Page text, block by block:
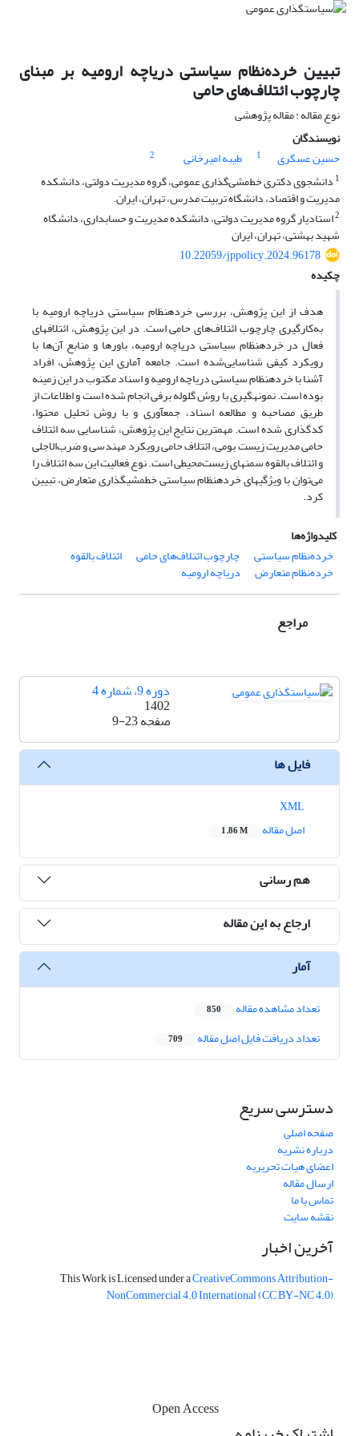
تبیین خرده‌نظام سیاستی دریاچه ارومیه بر مبنای
چارچوب ائتلاف‌های حامی
نوع مقاله : مقاله پژوهشی
نویسندگان
حسین عسگری
1 طیبه امیرخانی
2
1 دانشجوی دکتری خط‌مشی‌گذاری عمومی، گروه مدیریت دولتی، دانشکده
مدیریت و اقتصاد، دانشگاه تربیت مدرس، تهران، ایران.
2استادیار گروه مدیریت دولتی، دانشکده مدیریت و حسابداری، دانشگاه
شهید بهشتی، تهران، ایران
10.22059/jppolicy.2024.96178
چکیده
هدف از این پژوهش، بررسی خرده­نظام سیاستی دریاچه ارومیه با
به‌کارگیری چارچوب ائتلاف‌های حامی است. در این پژوهش، ائتلاف­های
فعال در خرده­نظام سیاستی دریاچه ارومیه، باورها و منابع آن‌ها با
رویکرد کیفی شناسایی‌شده است. جامعه آماری این پژوهش، افراد
آشنا با خرده­نظام سیاستی دریاچه ارومیه و اسناد مکتوب در این زمینه
بوده است. نمونه­گیری با روش گلوله برفی انجام شده است و اطلاعات از
طریق مصاحبه و مطالعه اسناد، جمع­آوری و با روش تحلیل محتوا،
کدگذاری شده است. مهم­ترین نتایج این پژوهش، شناسایی سه ائتلاف
حامی مدیریت زیست بومی، ائتلاف حامی رویکرد مهندسی و ضرب‌الاجلی
و ائتلاف بالقوه سمن­های زیست‌محیطی است. نوع فعالیت این سه ائتلاف را
می‌توان با ویژگی­های خرده­نظام سیاستی خط­مشی­گذاری متعارض، تبیین
کرد.
کلیدواژه‌ها
خرده‌نظام سیاستی
چارچوب ائتلاف‌های حامی ائتلاف بالقوه
خرده‌نظام متعارض دریاچه ارومیه
مراجع
دوره 9، شماره 4
1402
صفحه9-23
فایل ها
اصل مقاله
1.86 M
هم رسانی
ارجاع به این مقاله
آمار
تعداد مشاهده مقاله 850
تعداد دریافت فایل اصل مقاله 709
دسترسی سریع
صفحه اصلی
درباره نشریه
اعضای هیات تحریریه
ارسال مقاله
تماس با ما
نقشه سایت
آخرین اخبار
This Work is Licensed under aCreativeCommonsAttribution-
NonCommercial 4.0 International(CC BY-NC 4.0)